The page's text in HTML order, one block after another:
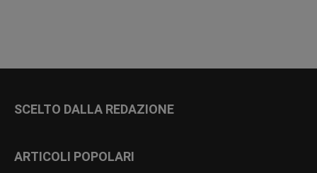
SCELTO DALLA REDAZIONE
ARTICOLI POPOLARI